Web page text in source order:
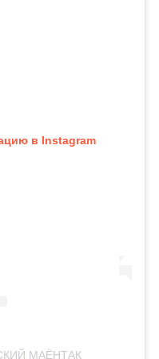
в Instagram
МАЁНТАК